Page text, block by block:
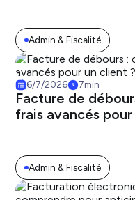
Admin & Fiscalité
6/7/2026 7min
Facture de
frais avancés
Admin & Fiscalité